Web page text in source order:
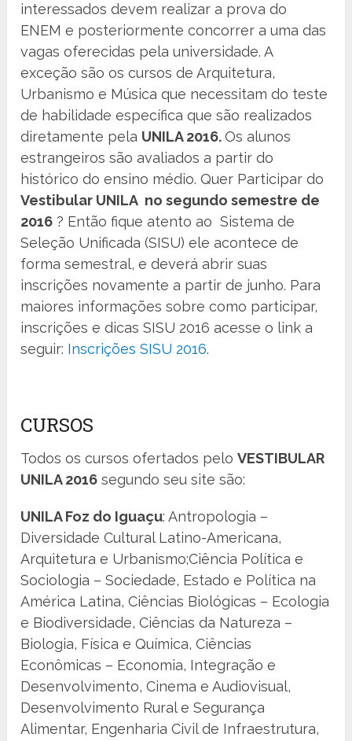
interessados devem realizar a prova do
ENEM e posteriormente concorrer a uma das
vagas oferecidas pela universidade. A
exceção são os cursos de Arquitetura,
Urbanismo e Música que necessitam do teste
de habilidade específica que são realizados
diretamente pela UNILA 2016.Os alunos
estrangeiros são avaliados a partir do
histórico do ensino médio. Quer Participar do
Vestibular UNILA no segundo semestre de
2016 ? Então fique atento ao Sistema de
Seleção Unificada (SISU) ele acontece de
forma semestral, e deverá abrir suas
inscrições novamente a partir de junho. Para
maiores informações sobre como participar,
inscrições e dicas SISU 2016 acesse o link a
seguir: Inscrições SISU 2016.
CURSOS
Todos os cursos ofertados peloVESTIBULAR
UNILA 2016 segundo seu site são:
UNILA Foz do Iguaçu: Antropologia –
Diversidade Cultural Latino-Americana,
Arquitetura e Urbanismo;Ciência Política e
Sociologia – Sociedade, Estado e Política na
América Latina, Ciências Biológicas – Ecologia
e Biodiversidade, Ciências da Natureza –
Biologia, Física e Química, Ciências
Econômicas – Economia, Integração e
Desenvolvimento, Cinema e Audiovisual,
Desenvolvimento Rural e Segurança
Alimentar, Engenharia Civil de Infraestrutura,